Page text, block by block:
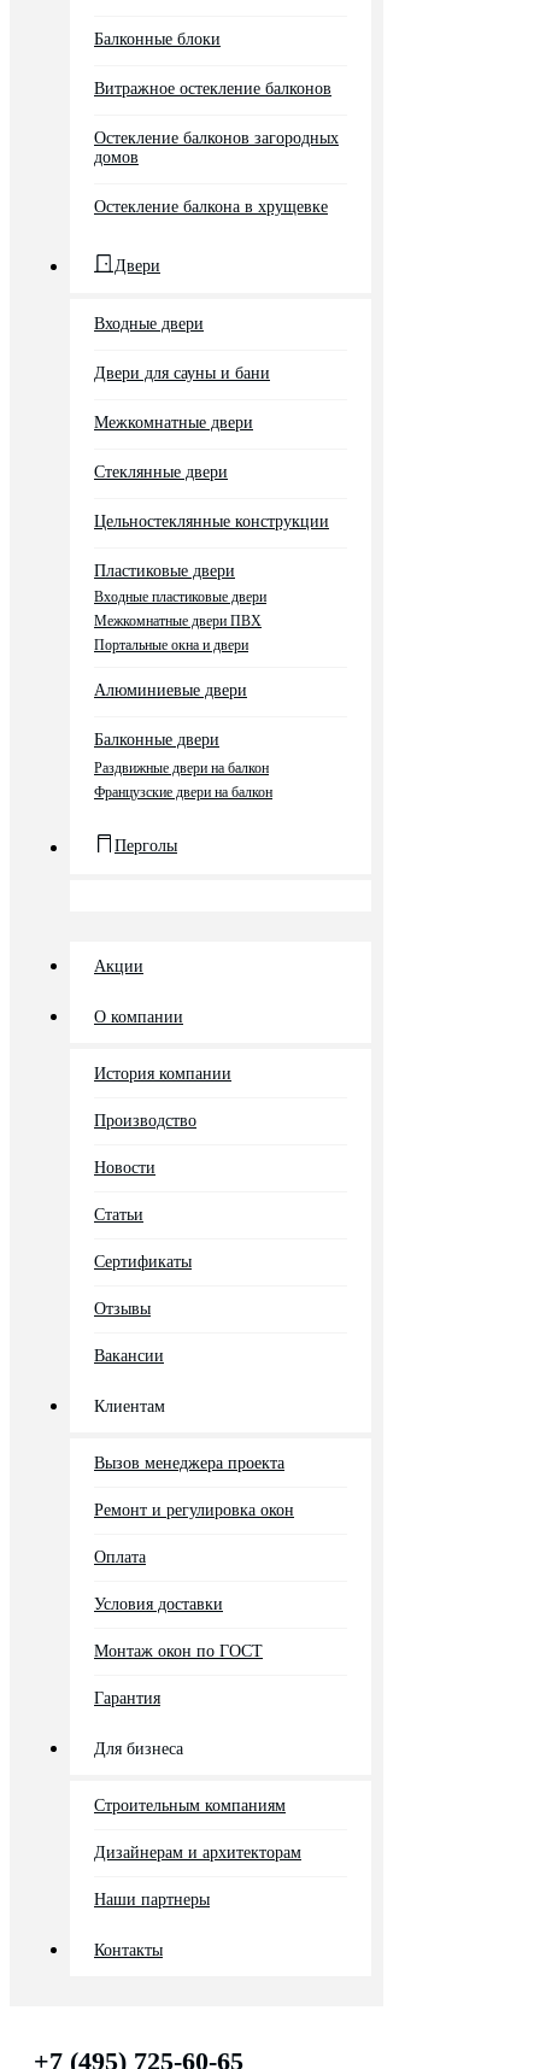
Балконные блоки
Витражное остекление балконов
Остекление балконов загородных
домов
Остекление балкона в хрущевке
Двери
Входные двери
Двери для сауны и бани
Межкомнатные двери
Стеклянные двери
Цельностеклянные конструкции
Пластиковые двери
Входные пластиковые двери
Межкомнатные двери ПВХ
Портальные окна и двери
Алюминиевые двери
Балконные двери
Раздвижные двери на балкон
Французские двери на балкон
Перголы
Акции
О компании
История компании
Производство
Новости
Статьи
Сертификаты
Отзывы
Вакансии
Клиентам
Вызов менеджера проекта
Ремонт и регулировка окон
Оплата
Условия доставки
Монтаж окон по ГОСТ
Гарантия
Для бизнеса
Строительным компаниям
Дизайнерам и архитекторам
Наши партнеры
Контакты
+7 (495) 725-60-65